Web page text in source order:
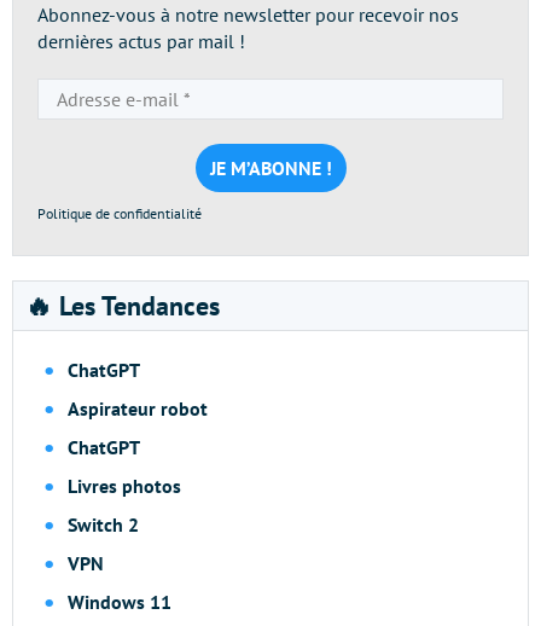
Abonnez-vous à notre newsletter pour recevoir nos
dernières actus par mail !
e-
mail
*
Politique de confidentialité
🔥 Les Tendances
ChatGPT
Aspirateur robot
ChatGPT
Livres photos
Switch 2
VPN
Windows 11